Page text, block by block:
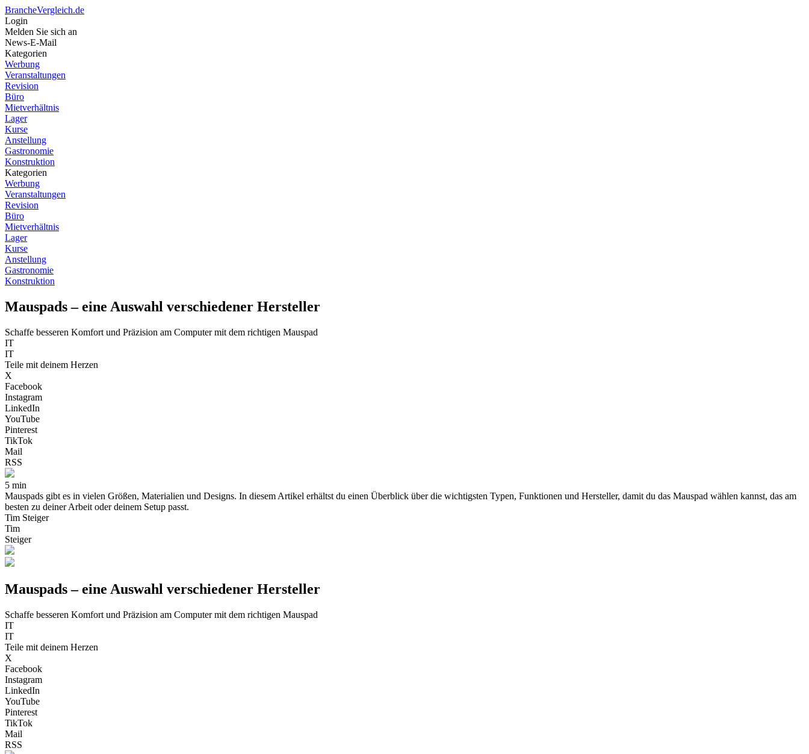
BrancheVergleich.de
Login
Melden Sie sich an
News-E-Mail
Kategorien
Werbung
Veranstaltungen
Revision
Büro
Mietverhältnis
Lager
Kurse
Anstellung
Gastronomie
Konstruktion
Kategorien
Werbung
Veranstaltungen
Revision
Büro
Mietverhältnis
Lager
Kurse
Anstellung
Gastronomie
Konstruktion
Mauspads – eine Auswahl verschiedener Hersteller
Schaffe besseren Komfort und Präzision am Computer mit dem richtigen Mauspad
IT
IT
Teile mit deinem Herzen
X
Facebook
Instagram
LinkedIn
YouTube
Pinterest
TikTok
Mail
RSS
5 min
Mauspads gibt es in vielen Größen, Materialien und Designs. In diesem Artikel erhältst du einen Überblick über die wichtigsten Typen, Funktionen und Hersteller, damit du das Mauspad wählen kannst, das am
besten zu deiner Arbeit oder deinem Setup passt.
Tim Steiger
Tim
Steiger
Mauspads – eine Auswahl verschiedener Hersteller
Schaffe besseren Komfort und Präzision am Computer mit dem richtigen Mauspad
IT
IT
Teile mit deinem Herzen
X
Facebook
Instagram
LinkedIn
YouTube
Pinterest
TikTok
Mail
RSS